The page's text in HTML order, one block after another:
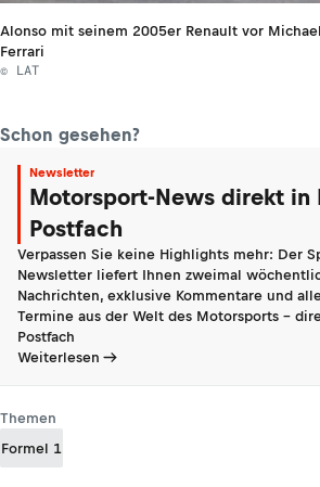
Alonso mit seinem 2005er Renault vor
Ferrari
© LAT
Schon gesehen?
Newsletter
Motorsport-News direkt in
Postfach
Verpassen Sie keine Highlights mehr: Der
Newsletter liefert Ihnen zweimal
Nachrichten, exklusive Kommentare und
Termine aus der Welt des Motorsports -
Postfach
Weiterlesen
Themen
Formel 1